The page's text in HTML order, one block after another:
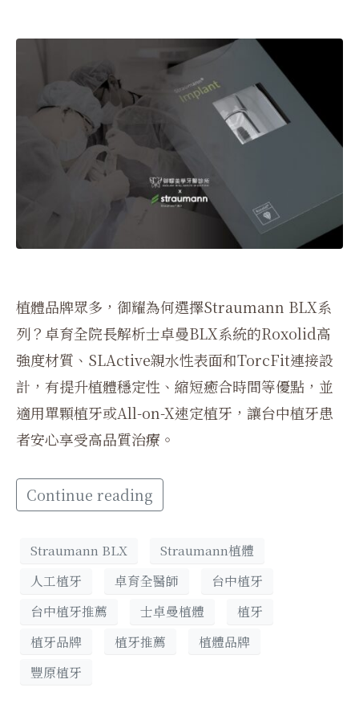
植體品牌眾多，御耀為何選擇Straumann BLX系
列？卓育全院長解析士卓曼BLX系統的Roxolid高
強度材質、SLActive親水性表面和TorcFit連接設
計，有提升植體穩定性、縮短癒合時間等優點，並
適用單顆植牙或All-on-X速定植牙，讓台中植牙患
者安心享受高品質治療。
Continue reading
Straumann BLX
Straumann植體
人工植牙
卓育全醫師
台中植牙
台中植牙推薦
士卓曼植體
植牙
植牙品牌
植牙推薦
植體品牌
豐原植牙